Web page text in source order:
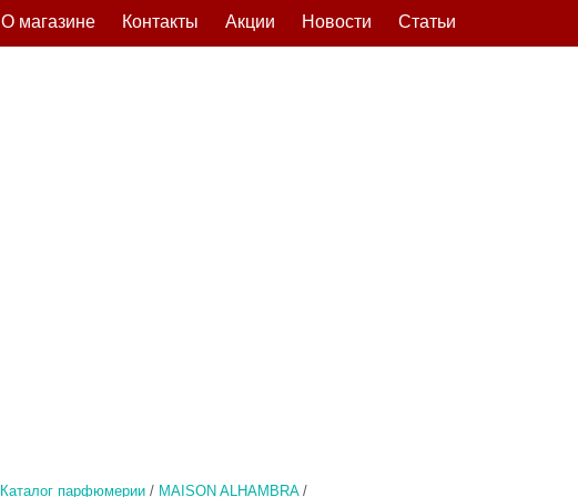
Каталог парфюмерии / MAISON ALHAMBRA /
Статьи
Новости
Акции
Контакты
О магазине